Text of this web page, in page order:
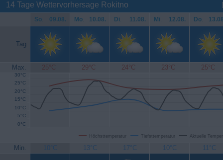
14 Tage Wettervorhersage Rokitno
So. 09.08. Mo. 10.08. Di. 11.08. Mi. 12.08. Do.
Tag
Max. 25°C 29°C 24°C 23°C 25°C
Höchsttemperatur Tiefsttemperatur Aktuelle
0°C
5°C
10°C
15°C
20°C
25°C
30°C
Min. 10°C 13°C 17°C 10°C 11°C